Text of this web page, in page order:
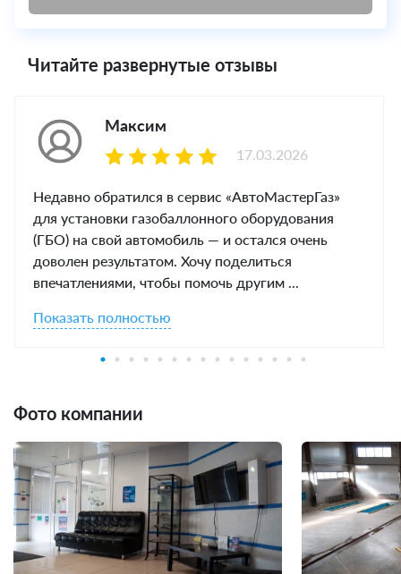
Читайте развернутые отзывы
Максим
Недавно обратился в сервис «АвтоМастерГаз»
для установки газобаллонного оборудования
(ГБО) на свой автомобиль — и остался очень
доволен результатом. Хочу поделиться
впечатлениями, чтобы помочь другим ...
Показать полностью
17.03.2026
Фото компании